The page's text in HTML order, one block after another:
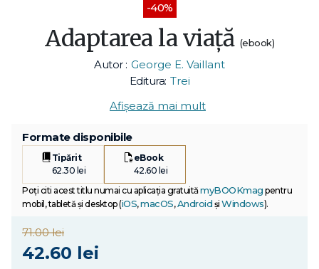
-40%
Adaptarea la viață (ebook)
Autor : George E. Vaillant
Editura: Trei
Afișează mai mult
Formate disponibile
Tipărit
62.30 lei
eBook
42.60 lei
Poți citi acest titlu numai cu aplicația gratuitămyBOOKmag pentru
mobil, tabletă și desktop (iOS,macOS,Android și Windows).
71.00 lei
42.60 lei